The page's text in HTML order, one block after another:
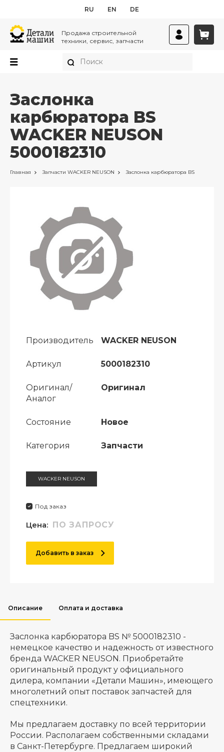
RU EN DE
Продажа строительной
техники, сервис, запчасти
Заслонка
карбюратора BS
WACKER NEUSON
5000182310
Главная Запчасти WACKER NEUSON Заслонка карбюратора BS
Производитель WACKER NEUSON
Артикул 5000182310
Оригинал/
Аналог
Оригинал
Состояние Новое
Категория Запчасти
WACKER NEUSON
Под заказ
Цена: ПО ЗАПРОСУ
Добавить в заказ
Описание Оплата и доставка
Заслонка карбюратора BS № 5000182310 -
немецкое качество и надежность от известного
бренда WACKER NEUSON. Приобретайте
оригинальный продукт у официального
дилера, компании «Детали Машин», имеющего
многолетний опыт поставок запчастей для
спецтехники.
Мы предлагаем доставку по всей территории
России. Располагаем собственными складами
в Санкт-Петербурге. Предлагаем широкий